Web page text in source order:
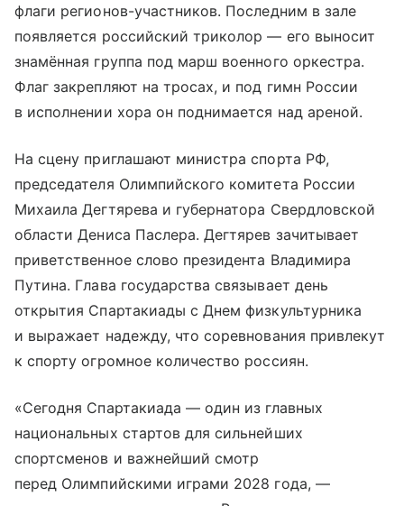
флаги регионов-участников. Последним в зале
появляется российский триколор — его выносит
знамённая группа под марш военного оркестра.
Флаг закрепляют на тросах, и под гимн России
в исполнении хора он поднимается над ареной.
На сцену приглашают министра спорта РФ,
председателя Олимпийского комитета России
Михаила Дегтярева и губернатора Свердловской
области Дениса Паслера. Дегтярев зачитывает
приветственное слово президента Владимира
Путина. Глава государства связывает день
открытия Спартакиады с Днем физкультурника
и выражает надежду, что соревнования привлекут
к спорту огромное количество россиян.
«Сегодня Спартакиада — один из главных
национальных стартов для сильнейших
спортсменов и важнейший смотр
перед Олимпийскими играми 2028 года, —